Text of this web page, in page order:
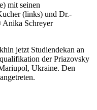
mit seinen
(links) und Dr.-
Anika Schreyer
jetzt Studiendekan an
der Priazovsky
Ukraine. Den